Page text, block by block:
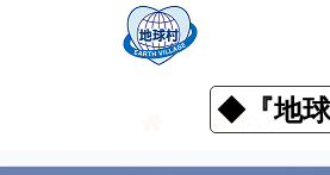
◆『地
お知らせ